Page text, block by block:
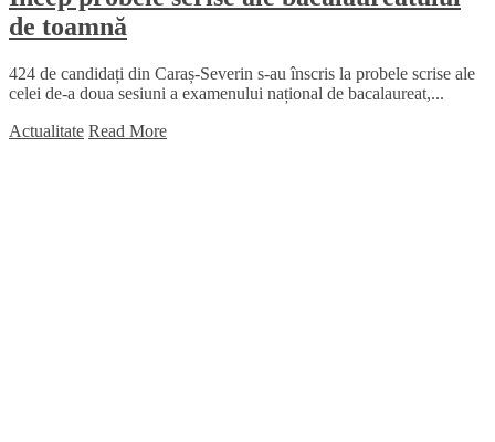
de toamnă
424 de candidați din Caraș-Severin s-au înscris la probele scrise ale
celei de-a doua sesiuni a examenului național de bacalaureat,...
Actualitate Read More